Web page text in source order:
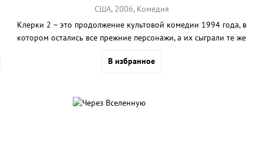
США, 2006, Комедия
Клерки 2 – это продолжение культовой комедии 1994 года, в
котором остались все прежние персонажи, а их сыграли те же
В избранное